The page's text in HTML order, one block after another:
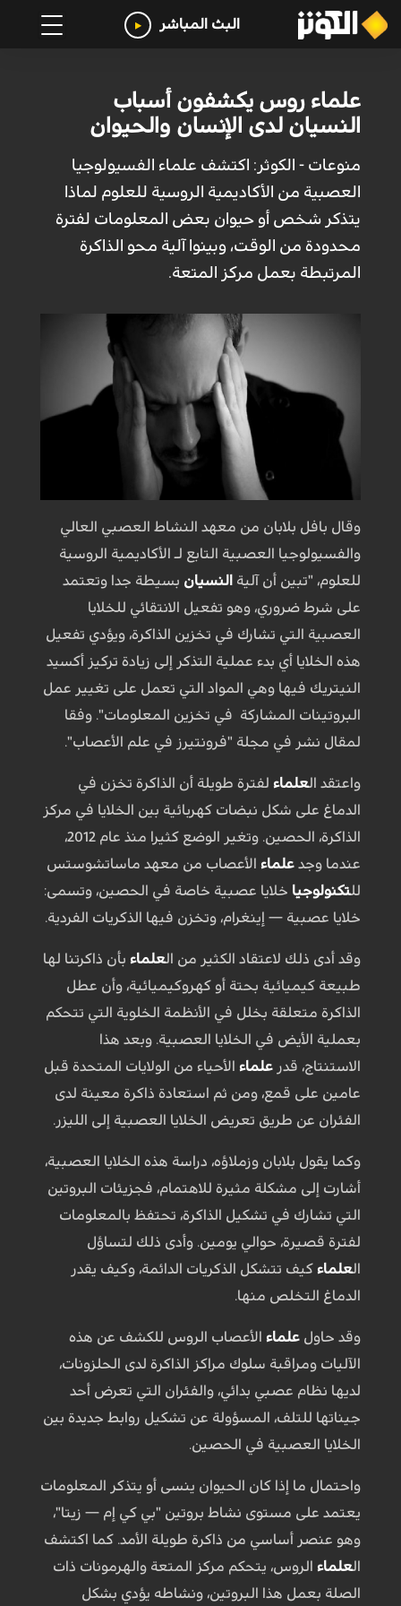
البث المباشر
علماء روس يكشفون أسباب
النسيان لدى الإنسان والحيوان
منوعات - الكوثر: اكتشف علماء الفسيولوجيا
العصبية من الأكاديمية الروسية للعلوم لماذا
يتذكر شخص أو حيوان بعض المعلومات لفترة
محدودة من الوقت، وبينوا آلية محو الذاكرة
المرتبطة بعمل مركز المتعة.
وقال بافل بلابان من معهد النشاط العصبي العالي
والفسيولوجيا العصبية التابع لـ الأكاديمية الروسية
للعلوم، "تبين أن آلية النسيان بسيطة جدا وتعتمد
على شرط ضروري، وهو تفعيل الانتقائي للخلايا
العصبية التي تشارك في تخزين الذاكرة، ويؤدي تفعيل
هذه الخلايا أي بدء عملية التذكر إلى زيادة تركيز أكسيد
النيتريك فيها وهي المواد التي تعمل على تغيير عمل
البروتينات المشاركة في تخزين المعلومات". وفقا
لمقال نشر في مجلة "فرونتيرز في علم الأعصاب".
واعتقد العلماءلفترة طويلة أن الذاكرة تخزن في
الدماغ على شكل نبضات كهربائية بين الخلايا في مركز
الذاكرة، الحصين. وتغير الوضع كثيرا منذ عام 2012،
عندما وجد علماءالأعصاب من معهد ماساتشوستس
للتكنولوجيا خلايا عصبية خاصة في الحصين، وتسمى:
خلايا عصبية — إينغرام، وتخزن فيها الذكريات الفردية.
وقد أدى ذلك لاعتقاد الكثير من العلماءبأن ذاكرتنا لها
طبيعة كيميائية بحتة أو كهروكيميائية، وأن عطل
الذاكرة متعلقة بخلل في الأنظمة الخلوية التي تتحكم
بعملية الأيض في الخلايا العصبية. وبعد هذا
الاستنتاج، قدر علماءالأحياء من الولايات المتحدة قبل
عامين على قمع، ومن ثم استعادة ذاكرة معينة لدى
الفئران عن طريق تعريض الخلايا العصبية إلى الليزر.
وكما يقول بلابان وزملاؤه، دراسة هذه الخلايا العصبية،
أشارت إلى مشكلة مثيرة للاهتمام، فجزيئات البروتين
التي تشارك في تشكيل الذاكرة، تحتفظ بالمعلومات
لفترة قصيرة، حوالي يومين. وأدى ذلك لتساؤل
العلماءكيف تتشكل الذكريات الدائمة، وكيف يقدر
الدماغ التخلص منها.
وقد حاول علماءالأعصاب الروس للكشف عن هذه
الآليات ومراقبة سلوك مراكز الذاكرة لدى الحلزونات،
لديها نظام عصبي بدائي، والفئران التي تعرض أحد
جيناتها للتلف، المسؤولة عن تشكيل روابط جديدة بين
الخلايا العصبية في الحصين.
واحتمال ما إذا كان الحيوان ينسى أو يتذكر المعلومات
يعتمد على مستوى نشاط بروتين "بي كي إم — زيتا"،
وهو عنصر أساسي من ذاكرة طويلة الأمد. كما اكتشف
العلماءالروس، يتحكم مركز المتعة والهرمونات ذات
الصلة بعمل هذا البروتين، ونشاطه يؤدي بشكل